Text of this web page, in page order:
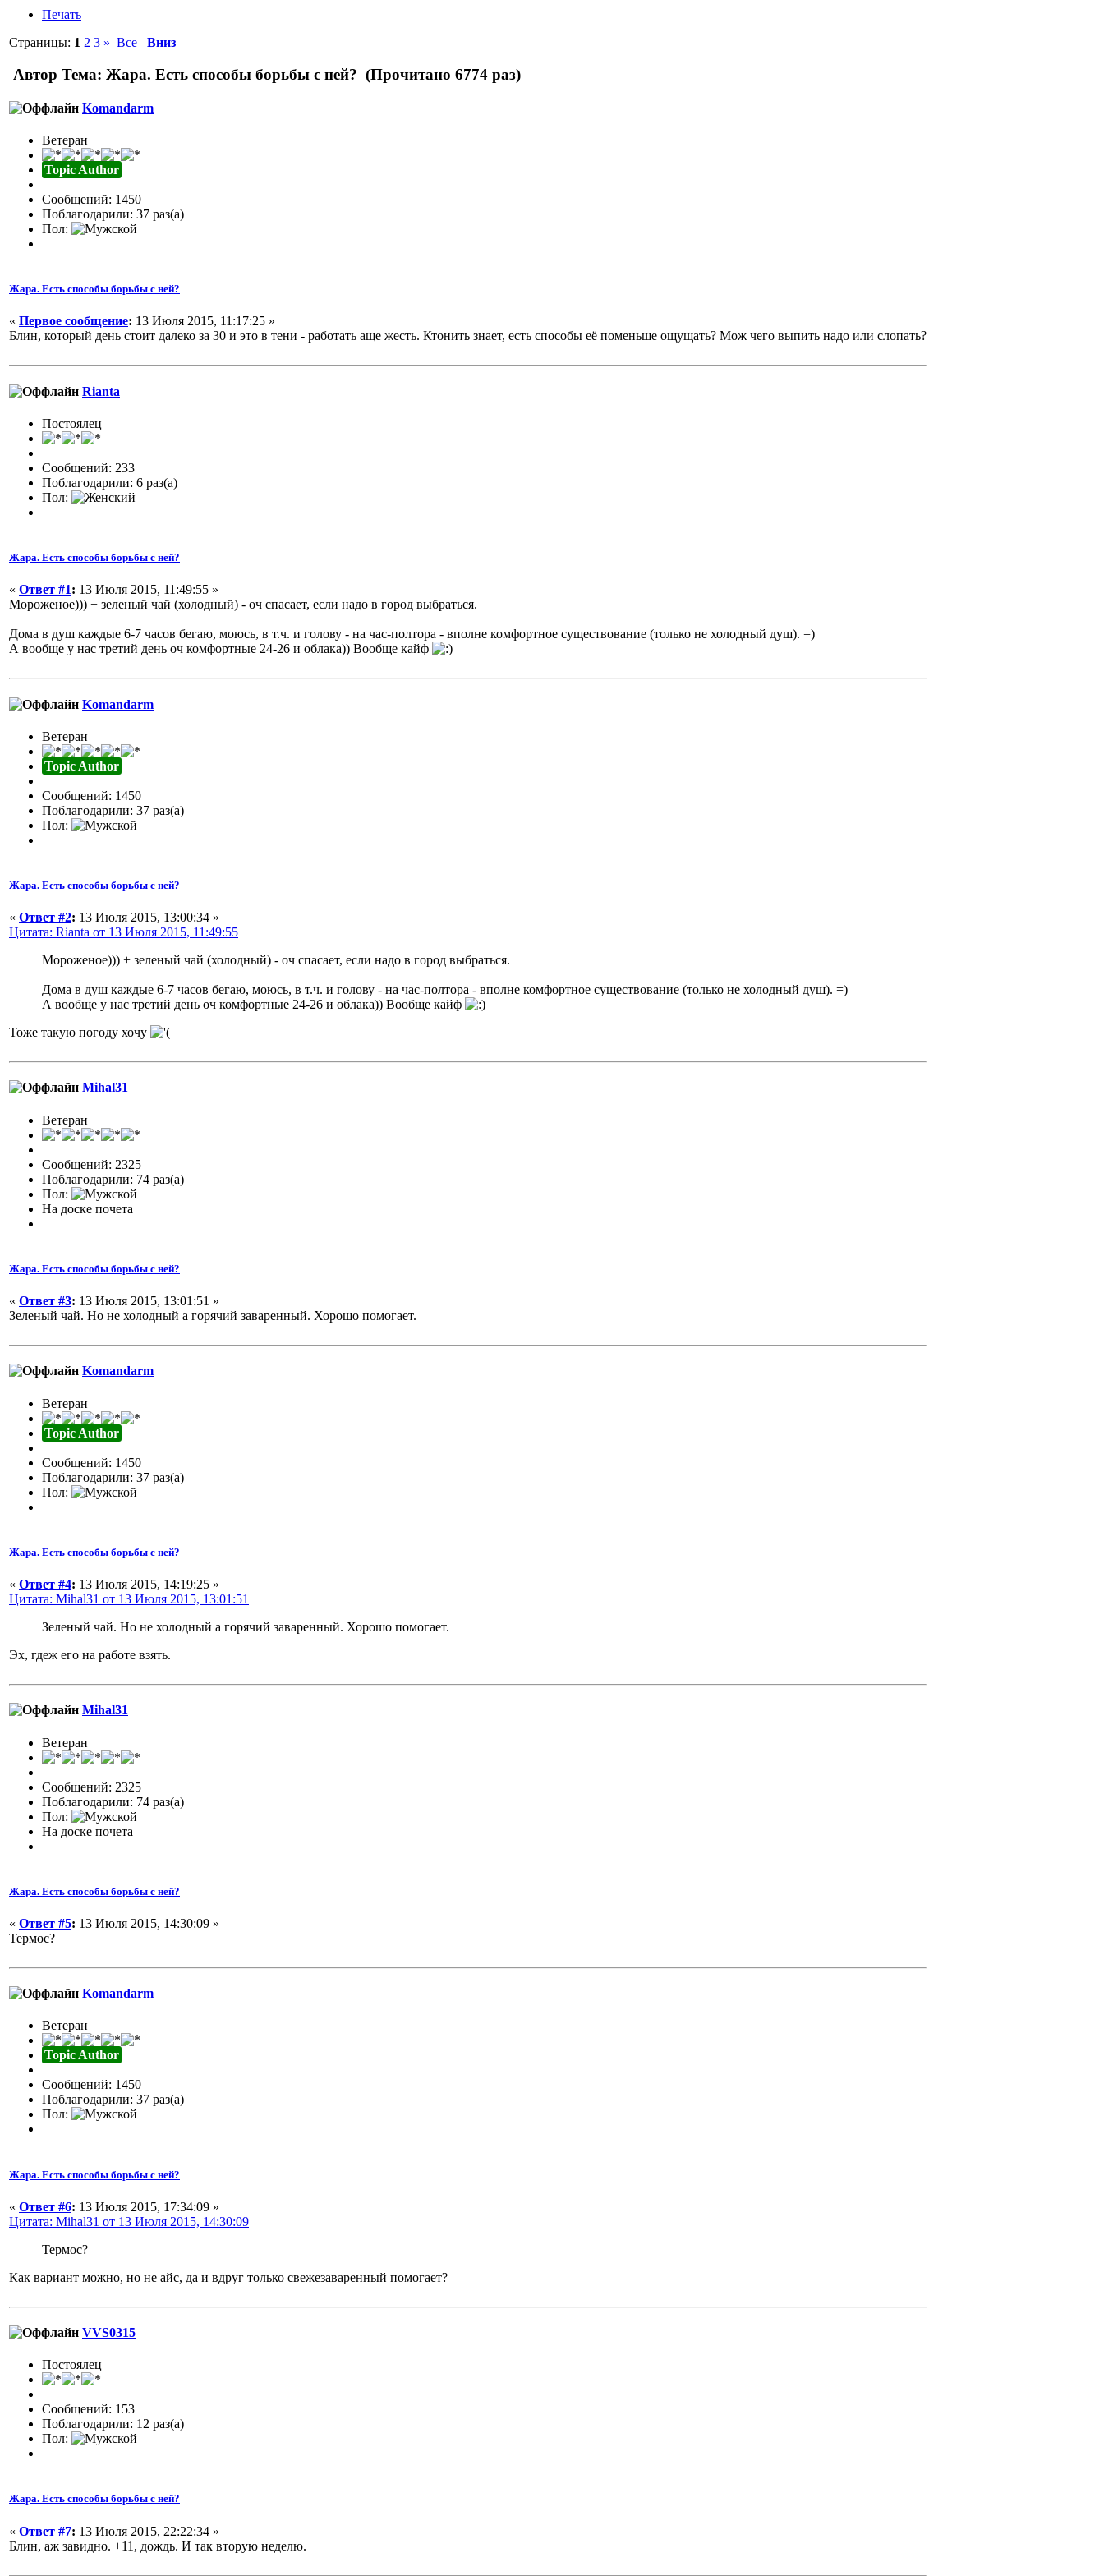
Печать
Страницы: 1 2 3 » Все Вниз
Автор Тема: Жара. Есть способы борьбы с ней? (Прочитано 6774 раз)
Komandarm
Ветеран
Topic Author
Сообщений: 1450
Поблагодарили: 37 раз(а)
Пол:
Жара. Есть способы борьбы с ней?
« Первое сообщение: 13 Июля 2015, 11:17:25 »
Блин, который день стоит далеко за 30 и это в тени - работать аще жесть. Ктонить знает, есть способы её поменьше ощущать? Мож чего выпить надо или слопать?
Rianta
Постоялец
Сообщений: 233
Поблагодарили: 6 раз(а)
Пол:
Жара. Есть способы борьбы с ней?
« Ответ #1: 13 Июля 2015, 11:49:55 »
Мороженое))) + зеленый чай (холодный) - оч спасает, если надо в город выбраться.
Дома в душ каждые 6-7 часов бегаю, моюсь, в т.ч. и голову - на час-полтора - вполне комфортное существование (только не холодный душ). =)
А вообще у нас третий день оч комфортные 24-26 и облака)) Вообще кайф
Komandarm
Ветеран
Topic Author
Сообщений: 1450
Поблагодарили: 37 раз(а)
Пол:
Жара. Есть способы борьбы с ней?
« Ответ #2: 13 Июля 2015, 13:00:34 »
Цитата: Rianta от 13 Июля 2015, 11:49:55
Мороженое))) + зеленый чай (холодный) - оч спасает, если надо в город выбраться.
Дома в душ каждые 6-7 часов бегаю, моюсь, в т.ч. и голову - на час-полтора - вполне комфортное существование (только не холодный душ). =)
А вообще у нас третий день оч комфортные 24-26 и облака)) Вообще кайф
Тоже такую погоду хочу
Mihal31
Ветеран
Сообщений: 2325
Поблагодарили: 74 раз(а)
Пол:
На доске почета
Жара. Есть способы борьбы с ней?
« Ответ #3: 13 Июля 2015, 13:01:51 »
Зеленый чай. Но не холодный а горячий заваренный. Хорошо помогает.
Komandarm
Ветеран
Topic Author
Сообщений: 1450
Поблагодарили: 37 раз(а)
Пол:
Жара. Есть способы борьбы с ней?
« Ответ #4: 13 Июля 2015, 14:19:25 »
Цитата: Mihal31 от 13 Июля 2015, 13:01:51
Зеленый чай. Но не холодный а горячий заваренный. Хорошо помогает.
Эх, гдеж его на работе взять.
Mihal31
Ветеран
Сообщений: 2325
Поблагодарили: 74 раз(а)
Пол:
На доске почета
Жара. Есть способы борьбы с ней?
« Ответ #5: 13 Июля 2015, 14:30:09 »
Термос?
Komandarm
Ветеран
Topic Author
Сообщений: 1450
Поблагодарили: 37 раз(а)
Пол:
Жара. Есть способы борьбы с ней?
« Ответ #6: 13 Июля 2015, 17:34:09 »
Цитата: Mihal31 от 13 Июля 2015, 14:30:09
Термос?
Как вариант можно, но не айс, да и вдруг только свежезаваренный помогает?
VVS0315
Постоялец
Сообщений: 153
Поблагодарили: 12 раз(а)
Пол:
Жара. Есть способы борьбы с ней?
« Ответ #7: 13 Июля 2015, 22:22:34 »
Блин, аж завидно. +11, дождь. И так вторую неделю.